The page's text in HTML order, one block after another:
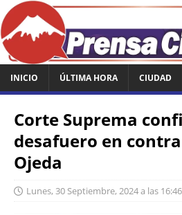
INICIO ÚLTIMA HORA CIUDAD
Corte Suprema
desafuero en
Ojeda
Lunes, 30 Septiembre, 2024 a las 16:46